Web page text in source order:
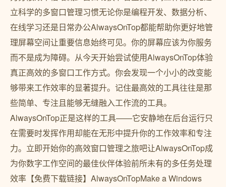
立科学的多窗口管理习惯无论你是编程开发、数据分析、
在线学习还是日常办公AlwaysOnTop都能帮助你更好地管
理屏幕空间让重要信息始终可见。你的屏幕应该为你服务
而不是成为障碍。从今天开始尝试使用AlwaysOnTop体验
真正高效的多窗口工作方式。你会发现一个小小的改变能
够带来工作效率的显著提升。记住最高效的工具往往是那
些简单、专注且能够无缝融入工作流的工具。
AlwaysOnTop正是这样的工具——它安静地在后台运行只
在需要时发挥作用却能在无形中提升你的工作效率和专注
力。立即开始你的高效窗口管理之旅吧让AlwaysOnTop成
为你数字工作空间的最佳伙伴体验前所未有的多任务处理
效率【免费下载链接】AlwaysOnTopMake a Windows